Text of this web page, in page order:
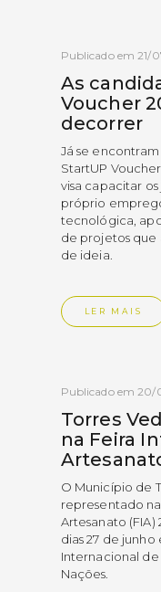
Publicado em 21/
As
Voucher
decorrer
Já se
StartUP
visa capacitar
próprio
tecnológica,
de projetos que
de ideia.
LER MAIS
Publicado em 20/
Torres
na Feira
O Município de
representado
Artesanato
dias 27 de junho
Internacional de
Nações.